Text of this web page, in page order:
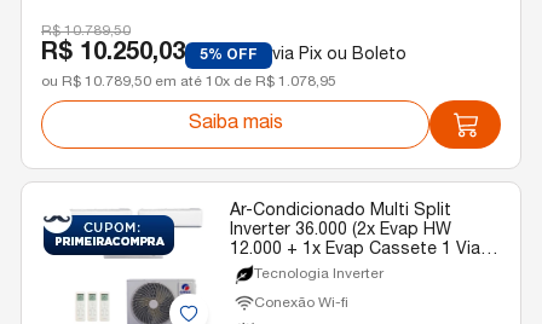
R$ 10.789,50
R$ 10.250,03 5% OFF via Pix ou Boleto
ou R$ 10.789,50 em até 10x de R$ 1.078,95
Saiba mais
Ar-Condicionado Multi Split
Inverter 36.000 (2x Evap HW
12.000 + 1x Evap Cassete 1 Via
22.000) Gree Quente/Frio R-32
220v
Tecnologia Inverter
Conexão Wi-fi